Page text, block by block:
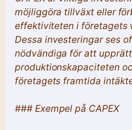
möjliggöra tillväxt eller
effektiviteten i företagets
Dessa investeringar ses
nödvändiga för att
produktionskapaciteten
företagets framtida
### Exempel på CAPEX